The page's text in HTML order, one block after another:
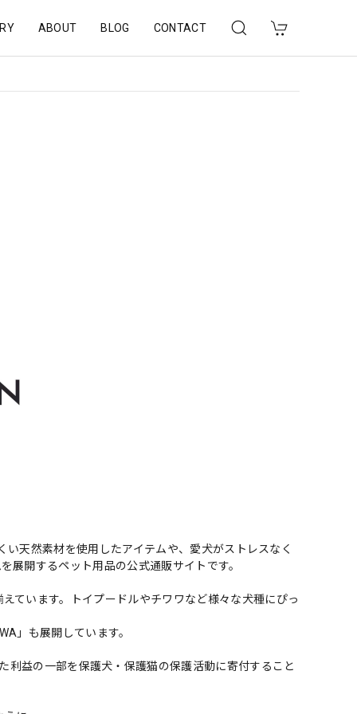
ABOUT BLOG CONTACT
天然素材を使用したアイテムや、愛犬がストレスなく
展開するペット用品の公式通販サイトです。
ています。トイプードルやチワワなど様々な犬種にぴっ
」も展開しています。
利益の一部を保護犬・保護猫の保護活動に寄付すること